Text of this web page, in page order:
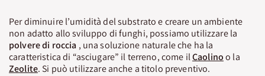
Per diminuire l’umidità del substrato e creare un ambiente
non adatto allo sviluppo di funghi, possiamo utilizzare la
polvere di roccia , una soluzione naturale che ha la
caratteristica di “asciugare” il terreno, come ilCaolinoo la
Zeolite. Si può utilizzare anche a titolo preventivo.